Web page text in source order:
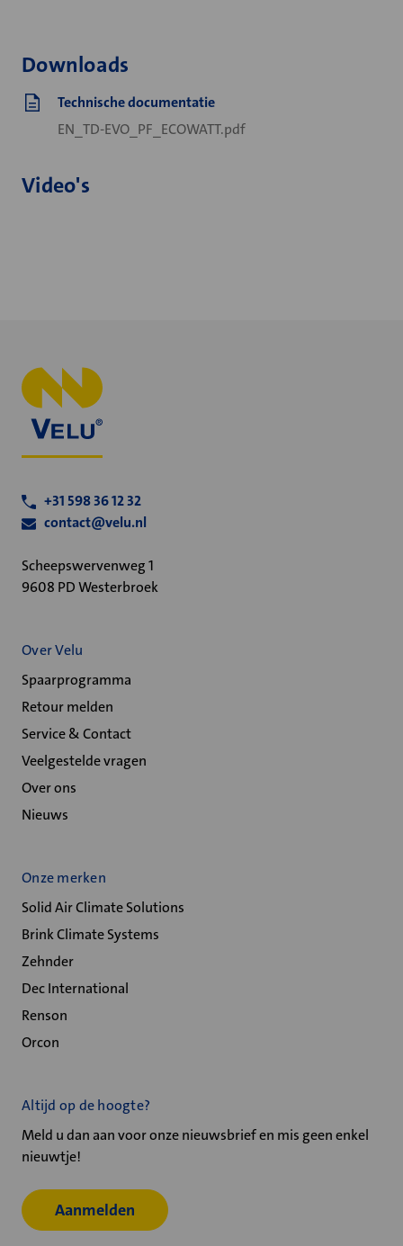
Downloads
Technische documentatie
EN_TD-EVO_PF_ECOWATT.pdf
Video's
+31 598 36 12 32
contact@velu.nl
Scheepswervenweg 1
9608 PD Westerbroek
Over Velu
Spaarprogramma
Retour melden
Service & Contact
Veelgestelde vragen
Over ons
Nieuws
Onze merken
Solid Air Climate Solutions
Brink Climate Systems
Zehnder
Dec International
Renson
Orcon
Altijd op de hoogte?
Meld u dan aan voor onze nieuwsbrief en mis geen enkel
nieuwtje!
Aanmelden